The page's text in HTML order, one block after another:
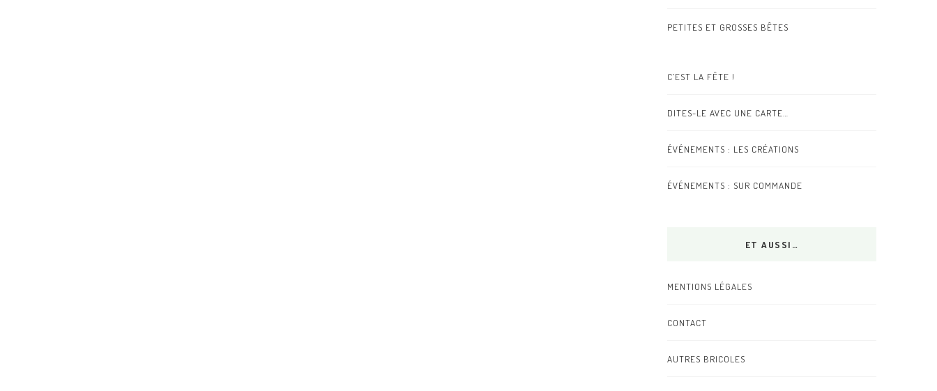
PETITES ET GROSSES BÊTES
C’EST LA FÊTE !
DITES-LE AVEC UNE CARTE…
ÉVÉNEMENTS : LES CRÉATIONS
ÉVÉNEMENTS : SUR COMMANDE
ET AUSSI…
MENTIONS LÉGALES
CONTACT
AUTRES BRICOLES